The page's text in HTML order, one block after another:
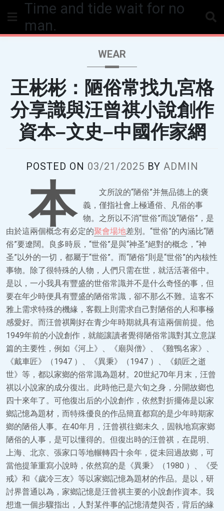
Time and tide wait for no
man.
WEAR
王彬彬：陋俗常找九宮格
分享識與汪曾祺小說創作
資本–文史–中國作家網
POSTED ON 03/21/2025 BY ADMIN
本
文所說的“陋俗”并無品德上的褒
義，僅指社會上極通俗、凡俗的事
物。之所以不消“世俗”而說“陋俗”，是
由於這兩個概念有必定的聚會場地差別。“世俗”的內涵比“陋
俗”要遼闊。良多時辰，“世俗”是與“神圣”絕對的概念，“神
圣”以外的一切，都屬于“世俗”。而“陋俗”則是“世俗”的內核性
事物。除了很特殊的人物，人們只需在世，就活活著俗中。
是以，一小我具有豐盛的世俗常識并不是什么奇怪的事，但
要在年少時便具有豐盛的陋俗常識，卻不那么不難。這客不
雅上需求特殊的機緣，客觀上則需求自己對陋俗的人和事極
感愛好。而汪曾祺剛好在青少年時期就具有這兩個前提。他
1949年前的小說創作，就能讓讀者覺得陋俗常識對其立意謀
篇的主要性，例如《河上》、《廟與僧》、《雞鴨名家》、
《戴車匠》（1947 ）、《異秉》（1947 ）、《鎖匠之逝
世》等，都以家鄉的俗常識為題材。20世紀70年月末，汪曾
祺以小說家的成分復出。此時他已是六旬之身，分開故鄉也
四十來年了。可他復出后的小說創作，依然對折擺佈是以家
鄉記憶為題材，而特殊優良的作品簡直都寫的是少年時期家
鄉的陋俗人事。在40年月，汪曾祺往鄉未久，固執地寫家鄉
陋俗的人事，是可以懂得的。但復出時的汪曾祺，在昆明、
上海、北京、張家口等地輾轉四十余年，從未回過故鄉，可
當他提筆重寫小說時，依然寫的是《異秉》（1980 ）、《受
戒》和《歲冷三友》等以家鄉記憶為題材的作品。是以，研
討界普通以為，家鄉記憶是汪曾祺主要的小說創作資本。我
想進一個步驟指出，人對某件事的記憶清楚與否，背后的緣